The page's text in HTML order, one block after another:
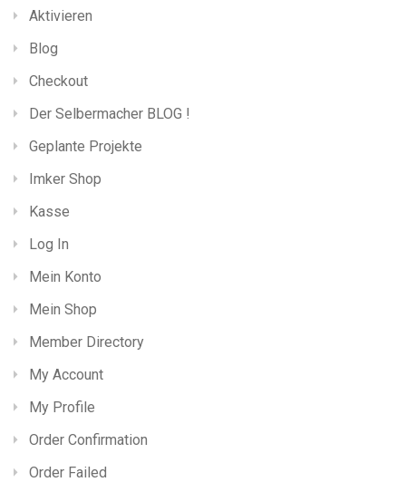
Aktivieren
Blog
Checkout
Der Selbermacher BLOG !
Geplante Projekte
Imker Shop
Kasse
Log In
Mein Konto
Mein Shop
Member Directory
My Account
My Profile
Order Confirmation
Order Failed